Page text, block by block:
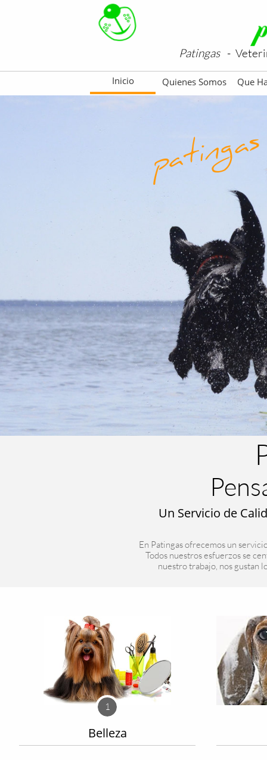
Patingas -
Inicio Quienes Somos Que
patingas
Un Servicio de
Belleza
1
En Patingas ofrecemos un
Todos nuestros esfuerzos se
nuestro trabajo, nos gustan